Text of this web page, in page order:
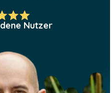
Nutzer